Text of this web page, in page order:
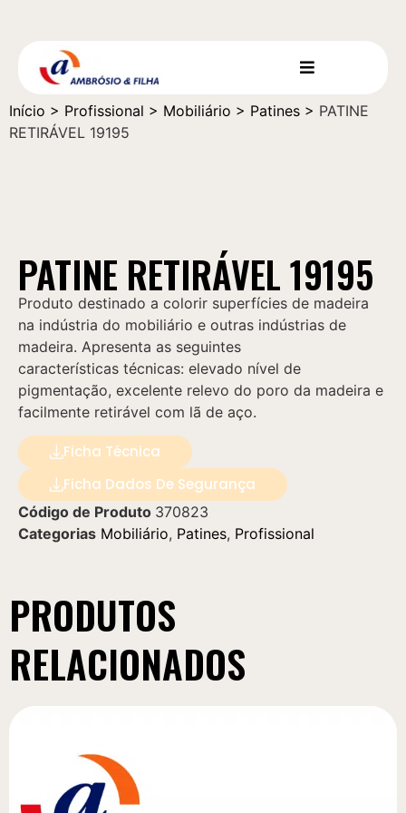
Início > Profissional > Mobiliário > Patines > PATINE
RETIRÁVEL 19195
PATINE RETIRÁVEL 19195
Produto destinado a colorir superfícies de madeira
na indústria do mobiliário e outras indústrias de
madeira. Apresenta as seguintes
características técnicas: elevado nível de
pigmentação, excelente relevo do poro da madeira e
facilmente retirável com lã de aço.
Ficha Técnica
Ficha Dados De Segurança
Código de Produto 370823
Categorias Mobiliário, Patines, Profissional
PRODUTOS
RELACIONADOS